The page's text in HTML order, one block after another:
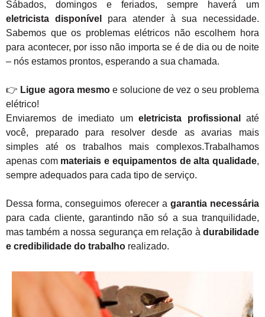
Sábados, domingos e feriados, sempre haverá um
eletricista disponível
para atender à sua necessidade.
Sabemos que os problemas elétricos não escolhem hora
para acontecer, por isso não importa se é de dia ou de noite
– nós estamos prontos, esperando a sua chamada.
👉 Ligue agora mesmoe solucione de vez o seu problema
elétrico!
Enviaremos de imediato um eletricista profissional
até
você, preparado para resolver desde as avarias mais
simples até os trabalhos mais complexos.Trabalhamos
apenas com materiais e equipamentos de alta qualidade,
sempre adequados para cada tipo de serviço.
Dessa forma, conseguimos oferecer a garantia necessária
para cada cliente, garantindo não só a sua tranquilidade,
mas também a nossa segurança em relação à durabilidade
e credibilidade do trabalho realizado.